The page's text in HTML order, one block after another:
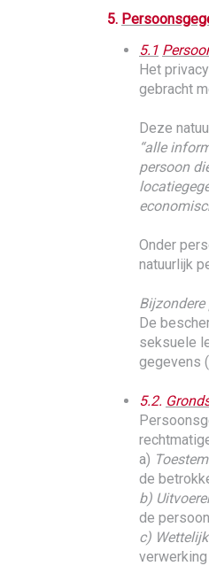
5.
5.1
Het
gebracht
Deze
“alle
persoon
Onder
natuurlijk
Bijzondere
De
seksuele
gegevens
5.2.
a)
de
b)
de
c)